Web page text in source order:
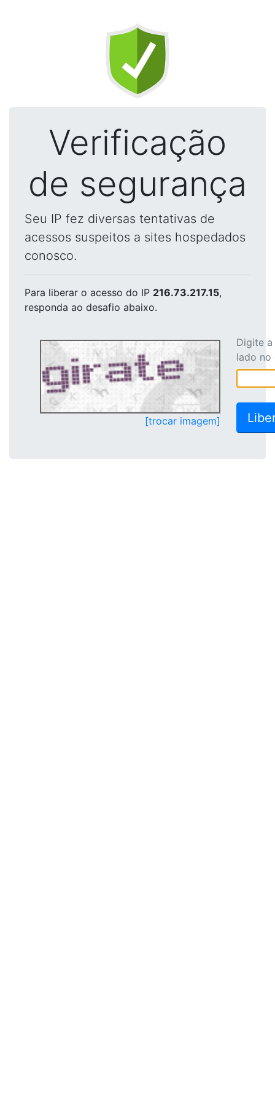
Verificação
de segurança
Seu IP fez diversas tentativas de
acessos suspeitos a sites hospedados
conosco.
Para liberar o acesso do IP 216.73.217.15,
responda ao desafio abaixo.
[trocar imagem]
Digite
lado no